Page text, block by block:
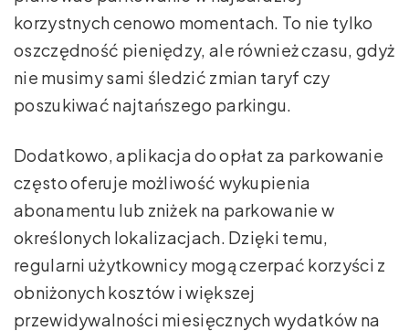
korzystnych cenowo momentach. To nie tylko
oszczędność pieniędzy, ale również czasu, gdyż
nie musimy sami śledzić zmian taryf czy
poszukiwać najtańszego parkingu.
Dodatkowo, aplikacja do opłat za parkowanie
często oferuje możliwość wykupienia
abonamentu lub zniżek na parkowanie w
określonych lokalizacjach. Dzięki temu,
regularni użytkownicy mogą czerpać korzyści z
obniżonych kosztów i większej
przewidywalności miesięcznych wydatków na